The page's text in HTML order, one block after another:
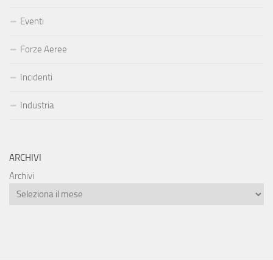
Eventi
Forze Aeree
Incidenti
Industria
ARCHIVI
Archivi